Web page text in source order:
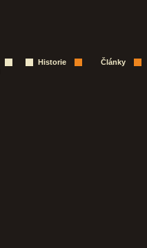
Historie
Články